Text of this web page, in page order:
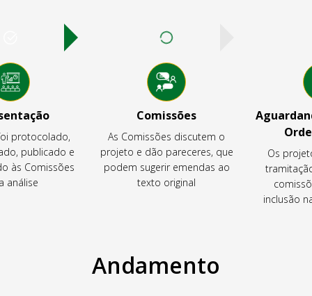
protocolado,
publicado e
às Comissões
análise
Comissões
As Comissões discutem o
projeto e dão pareceres, que
podem sugerir emendas ao
texto original
Os
inclusão
Andamento